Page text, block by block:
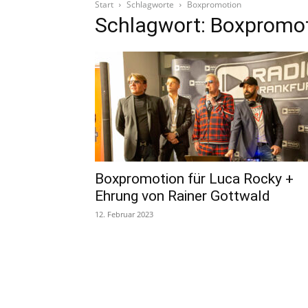
Start Schlagworte Boxpromotion
Schlagwort:
Boxpromotion für Luca Rocky +
Ehrung von Rainer Gottwald
12. Februar 2023